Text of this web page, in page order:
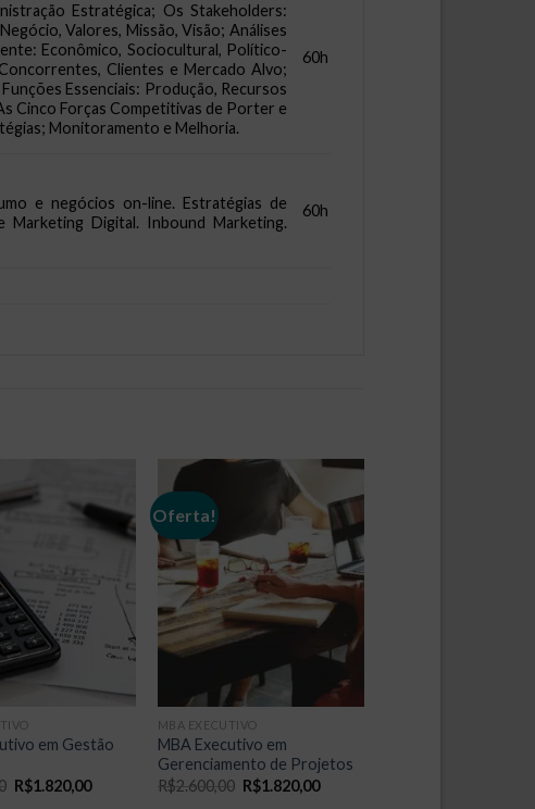
Estratégica; Os Stakeholders:
Valores, Missão, Visão; Análises
Econômico, Sociocultural, Político-
Clientes e Mercado Alvo;
Essenciais: Produção, Recursos
Cinco Forças Competitivas de Porter e
Monitoramento e Melhoria.
60h
e negócios on-line. Estratégias de
Marketing Digital. Inbound Marketing.
60h
em Gestão
O
preço
R$1.820,00O
Oferta!
MBA EXECUTIVO
MBA Executivo em
Gerenciamento de Projetos
R$2.600,00 O
preço
R$1.820,00O